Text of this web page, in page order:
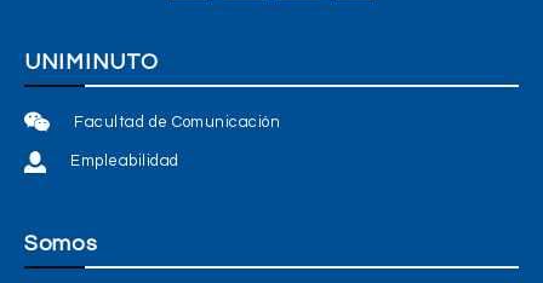
UNIMINUTO
Facultad de Comunicación
Empleabilidad
Somos